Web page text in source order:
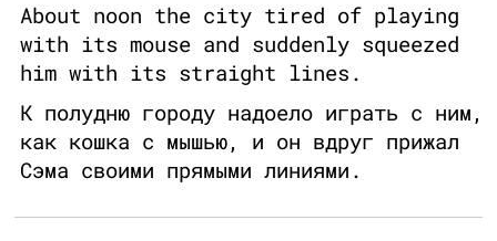
About noon the city tired of playing
with its mouse and suddenly squeezed
him with its straight lines.
К полудню городу надоело играть с ним,
как кошка с мышью, и он вдруг прижал
Сэма своими прямыми линиями.